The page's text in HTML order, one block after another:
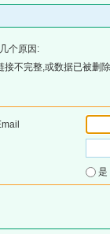
个原因:
接不完整,或数据已被删